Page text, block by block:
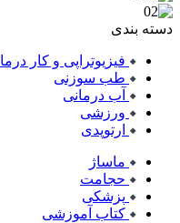
دسته بندی
فیزیوتراپی و کار
طب سوزنی
آب درمانی
ورزشی
ارتوپدی
ماساژ
حجامت
پزشکی
کتاب آموزشی